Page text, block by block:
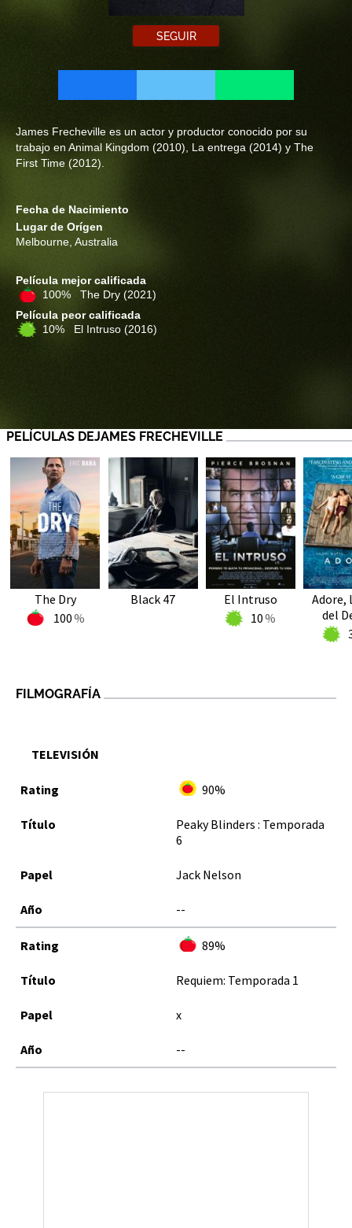
SEGUIR
James Frecheville es un actor y productor conocido por su
trabajo en Animal Kingdom (2010), La entrega (2014) y The
First Time (2012).
Fecha de Nacimiento
Lugar de Orígen
Melbourne, Australia
Película mejor calificada
100% The Dry (2021)
Película peor calificada
10% El Intruso (2016)
PELÍCULAS DEJAMES FRECHEVILLE
The Dry
100
Black 47
El Intruso
10
Adore,
del
FILMOGRAFÍA
TELEVISIÓN
90%
Peaky Blinders : Temporada
6
Jack Nelson
--
89%
Requiem: Temporada 1
x
--